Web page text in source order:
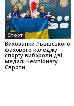
Спорт
Вихованки Львівського
фахового коледжу
спорту вибороли дві
медалі чемпіонату
Європи